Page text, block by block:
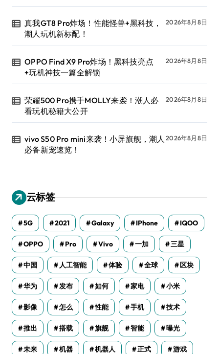
真我GT8 Pro炸场！性能怪兽+黑科技，
潮人玩机新标配！
2026年8月8日
OPPO Find X9 Pro炸场！黑科技亮点
+玩机神技一篇全解锁
2026年8月8日
荣耀500 Pro携手MOLLY来袭！潮人必
看玩机秘籍大公开
2026年8月8日
vivo S50 Pro mini来袭！小屏旗舰，潮人
必备新宠速览！
2026年8月8日
云标签
5G 2021 Galaxy IPhone IQOO
OPPO Pro Vivo 一加 三星
中国 人工智能 体验 全球 区块
华为 发布 如何 家电 小米
影像 怎么 性能 手机 技术
推出 搭载 旗舰 智能 曝光
未来 机器 机器人 正式 游戏